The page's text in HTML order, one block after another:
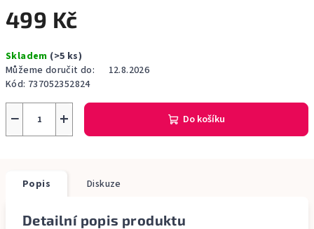
499 Kč
cena:
Skladem (>5 ks)
Můžeme doručit do:
12.8.2026
Kód: 737052352824
+
− Do košíku
Popis Diskuze
Detailní popis produktu